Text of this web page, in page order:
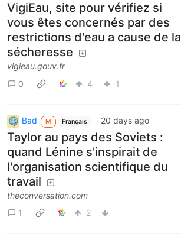
VigiEau, site pour vérifiez si
vous êtes concernés par des
restrictions d'eau a cause de la
sécheresse
vigieau.gouv.fr
0
4 1
Bad M Français · 20 days ago
Taylor au pays des Soviets :
quand Lénine s'inspirait de
l'organisation scientifique du
travail
theconversation.com
1
2